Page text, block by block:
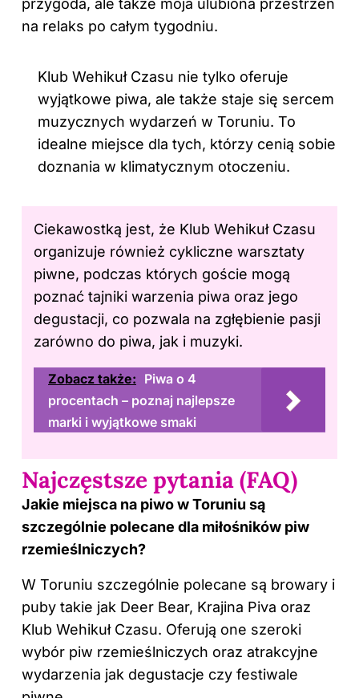
przygoda, ale także moja ulubiona przestrzeń
na relaks po całym tygodniu.
Klub Wehikuł Czasu nie tylko oferuje
wyjątkowe piwa, ale także staje się sercem
muzycznych wydarzeń w Toruniu. To
idealne miejsce dla tych, którzy cenią sobie
doznania w klimatycznym otoczeniu.
Ciekawostką jest, że Klub Wehikuł Czasu
organizuje również cykliczne warsztaty
piwne, podczas których goście mogą
poznać tajniki warzenia piwa oraz jego
degustacji, co pozwala na zgłębienie pasji
zarówno do piwa, jak i muzyki.
Zobacz także: Piwa o 4
procentach – poznaj najlepsze
marki i wyjątkowe smaki
Najczęstsze pytania (FAQ)
Jakie miejsca na piwo w Toruniu są
szczególnie polecane dla miłośników piw
rzemieślniczych?
W Toruniu szczególnie polecane są browary i
puby takie jak Deer Bear, Krajina Piva oraz
Klub Wehikuł Czasu. Oferują one szeroki
wybór piw rzemieślniczych oraz atrakcyjne
wydarzenia jak degustacje czy festiwale